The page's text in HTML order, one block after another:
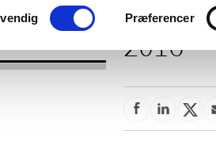
Præferencer
2016